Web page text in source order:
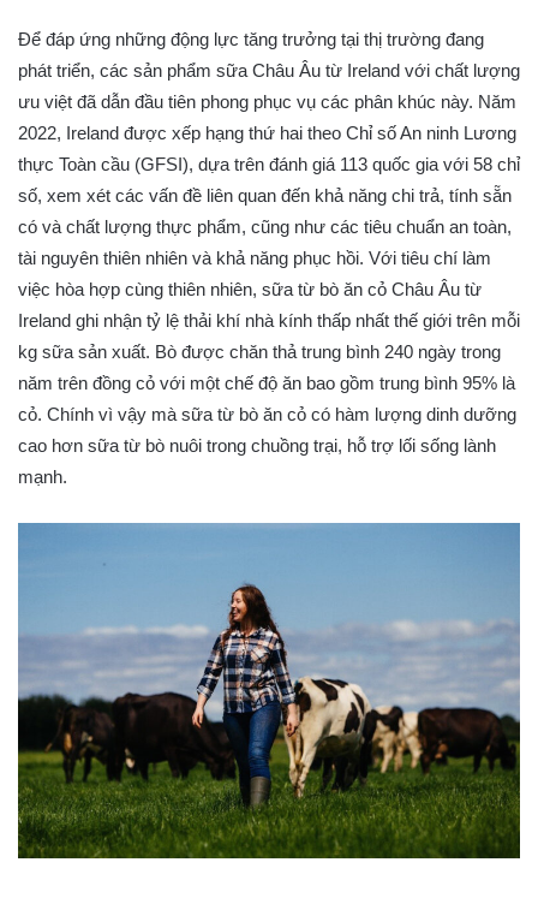
Để đáp ứng những động lực tăng trưởng tại thị trường đang
phát triển, các sản phẩm sữa Châu Âu từ Ireland với chất lượng
ưu việt đã dẫn đầu tiên phong phục vụ các phân khúc này. Năm
2022, Ireland được xếp hạng thứ hai theo Chỉ số An ninh Lương
thực Toàn cầu (GFSI), dựa trên đánh giá 113 quốc gia với 58 chỉ
số, xem xét các vấn đề liên quan đến khả năng chi trả, tính sẵn
có và chất lượng thực phẩm, cũng như các tiêu chuẩn an toàn,
tài nguyên thiên nhiên và khả năng phục hồi. Với tiêu chí làm
việc hòa hợp cùng thiên nhiên, sữa từ bò ăn cỏ Châu Âu từ
Ireland ghi nhận tỷ lệ thải khí nhà kính thấp nhất thế giới trên mỗi
kg sữa sản xuất. Bò được chăn thả trung bình 240 ngày trong
năm trên đồng cỏ với một chế độ ăn bao gồm trung bình 95% là
cỏ. Chính vì vậy mà sữa từ bò ăn cỏ có hàm lượng dinh dưỡng
cao hơn sữa từ bò nuôi trong chuồng trại, hỗ trợ lối sống lành
mạnh.